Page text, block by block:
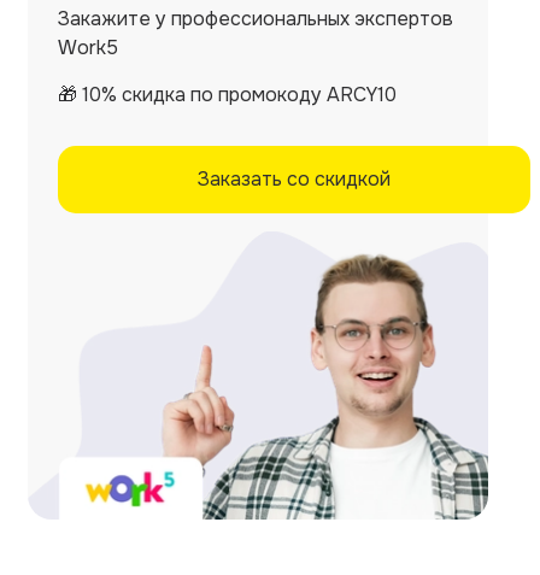
Закажите у профессиональных экспертов
Work5
🎁 10% скидка по промокоду ARCY10
Заказать со скидкой